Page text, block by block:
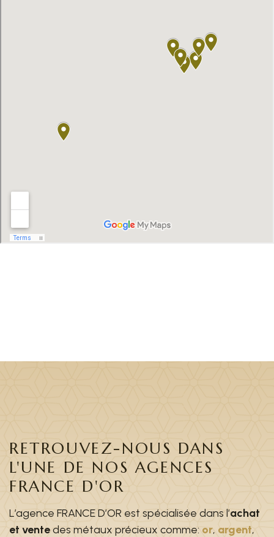
RETROUVEZ-NOUS DANS
L'UNE DE NOS AGENCES
FRANCE D'OR
L’agence FRANCE D’OR est spécialisée dans l’achat
et ventedes métaux précieux comme: or, argent,